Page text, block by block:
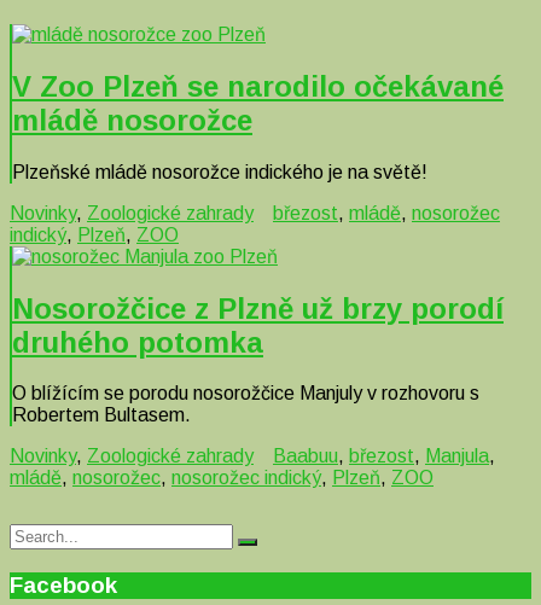
V Zoo Plzeň se narodilo očekávané
mládě nosorožce
Plzeňské mládě nosorožce indického je na světě!
Novinky, Zoologické zahrady březost, mládě, nosorožec
indický, Plzeň, ZOO
Nosorožčice z Plzně už brzy porodí
druhého potomka
O blížícím se porodu nosorožčice Manjuly v rozhovoru s
Robertem Bultasem.
Novinky, Zoologické zahrady Baabuu, březost, Manjula,
mládě, nosorožec, nosorožec indický, Plzeň, ZOO
Search
for:
Search
Facebook